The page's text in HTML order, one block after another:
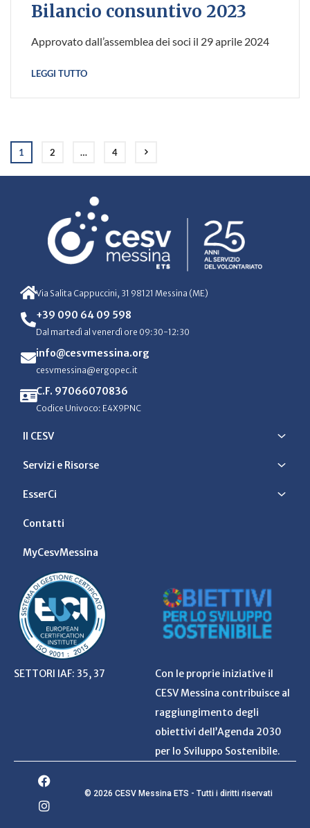
Bilancio consuntivo 2023
Approvato dall’assemblea dei soci il 29 aprile 2024
LEGGI TUTTO
1 2 … 4
Via Salita Cappuccini, 31 98121 Messina (ME)
+39 090 64 09 598
Dal martedì al venerdì ore 09:30-12:30
info@cesvmessina.org
cesvmessina@ergopec.it
C.F. 97066070836
Codice Univoco: E4X9PNC
Il CESV
Servizi e Risorse
EsserCi
Contatti
MyCesvMessina
SETTORI IAF: 35, 37
Con le proprie iniziative il
CESV Messina contribuisce al
raggiungimento degli
obiettivi dell’Agenda 2030
per lo Sviluppo Sostenibile.
© 2026 CESV Messina ETS - Tutti i diritti riservati